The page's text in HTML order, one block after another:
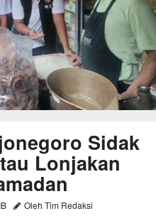
Sidak
Lonjakan
Oleh Tim Redaksi